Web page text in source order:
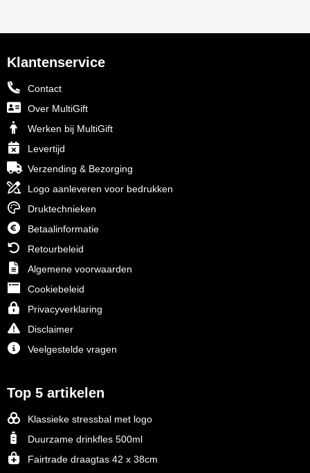
Klantenservice
Contact
Over MultiGift
Werken bij MultiGift
Levertijd
Verzending & Bezorging
Logo aanleveren voor bedrukken
Druktechnieken
Betaalinformatie
Retourbeleid
Algemene voorwaarden
Cookiebeleid
Privacyverklaring
Disclaimer
Veelgestelde vragen
Top 5 artikelen
Klassieke stressbal met logo
Duurzame drinkfles 500ml
Fairtrade draagtas 42 x 38cm